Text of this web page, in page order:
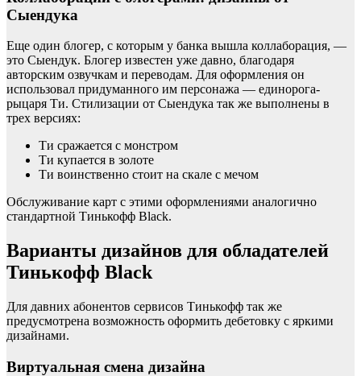
Сыендука
Еще один блогер, с которым у банка вышла коллаборация, —
это Сыендук. Блогер известен уже давно, благодаря
авторским озвучкам и переводам. Для оформления он
использовал придуманного им персонажа — единорога-
рыцаря Ти. Стилизации от Сыендука так же выполнены в
трех версиях:
Ти сражается с монстром
Ти купается в золоте
Ти воинственно стоит на скале с мечом
Обслуживание карт с этими оформлениями аналогично
стандартной Тинькофф Black.
Варианты дизайнов для обладателей
Тинькофф Black
Для давних абонентов сервисов Тинькофф так же
предусмотрена возможность оформить дебетовку с яркими
дизайнами.
Виртуальная смена дизайна